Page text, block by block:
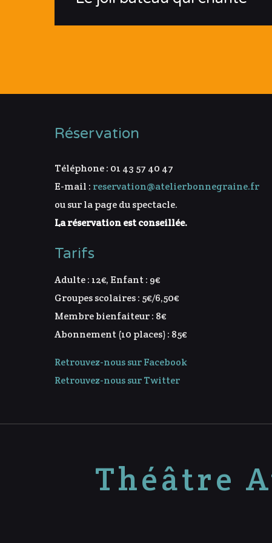
Réservation
Téléphone : 01 43 57 40 47
E-mail : reservation@atelierbonnegraine.fr
ou sur la page du spectacle.
La réservation est conseillée.
Tarifs
Adulte : 12€, Enfant : 9€
Groupes scolaires : 5€/6,50€
Membre bienfaiteur : 8€
Abonnement (10 places) : 85€
Retrouvez-nous sur Facebook
Retrouvez-nous sur Twitter
Théâtre